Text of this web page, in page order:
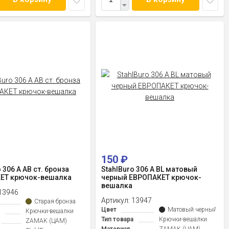
А AB ст. бронза
крючок-вешалка
Старая бронза
Крючки-вешалки
ZAMAK (ЦАМ)
150 ₽
StahlBuro 306 А BL матовый
черный ЕВРОПАКЕТ крючок-
вешалка
Артикул: 13947
Цвет
Матовый черный
Тип товара
Крючки-вешалки